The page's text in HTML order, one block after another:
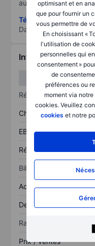
optimisant et en
que pour fournir un
vous permettre de
En choisissant «
l'utilisation de
personnelles qui
consentement »
de
préférences ou
moment via
cookies. Veuillez
cookies et notre
au risque le plus
Télécharger la
Data provided by
Informations
Résultats
Chiffre d’affaires
EBITDA
Résultat net
Bilan
Actif total
Dette totale
Ratios
Prix / ventes